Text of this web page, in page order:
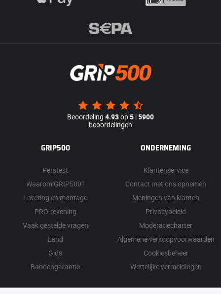
Beoordeling 4.93op5 |5900
beoordelingen
GRIP500
Perstest
Waarom GRIP500?
Levering en montage
PRO-rekening
Vaak gestelde vragen
Land
Gids
Bandengarantie
ONDERNEMING
Klantenservice
Contact met ons opnemen
Meningen van klanten
Privacybeleid
Moderatiecharter
Algemene verkoopvoorwaarden
Cookiesbeheer
Wettelijke vermeldingen